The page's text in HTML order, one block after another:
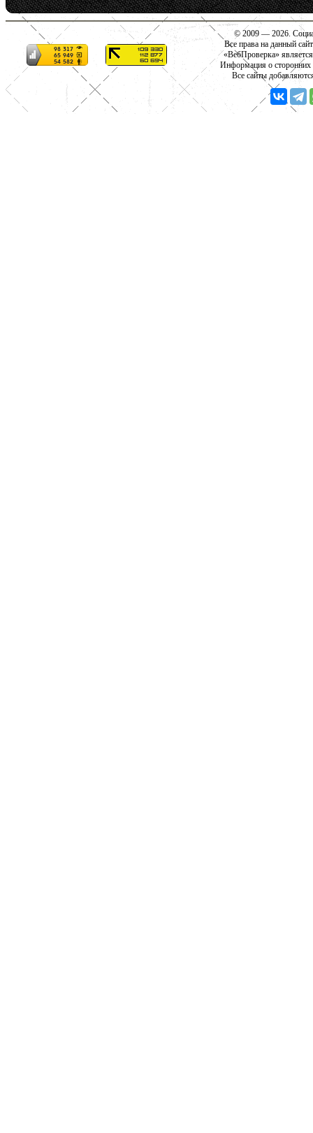
© 2009 — 2026.
Все права на данный
«ВебПроверка»
Информация о сторонних
Все сайты